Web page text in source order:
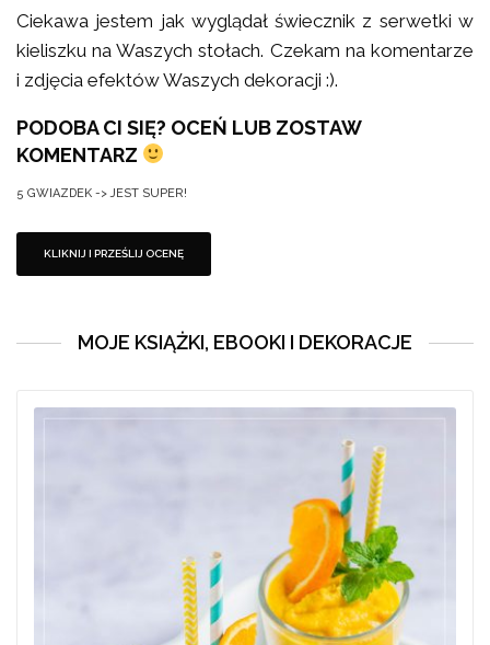
Ciekawa jestem jak wyglądał świecznik z serwetki w
kieliszku na Waszych stołach. Czekam na komentarze
i zdjęcia efektów Waszych dekoracji :).
PODOBA CI SIĘ? OCEŃ LUB ZOSTAW
KOMENTARZ
5 GWIAZDEK -> JEST SUPER!
MOJE KSIĄŻKI, EBOOKI I DEKORACJE